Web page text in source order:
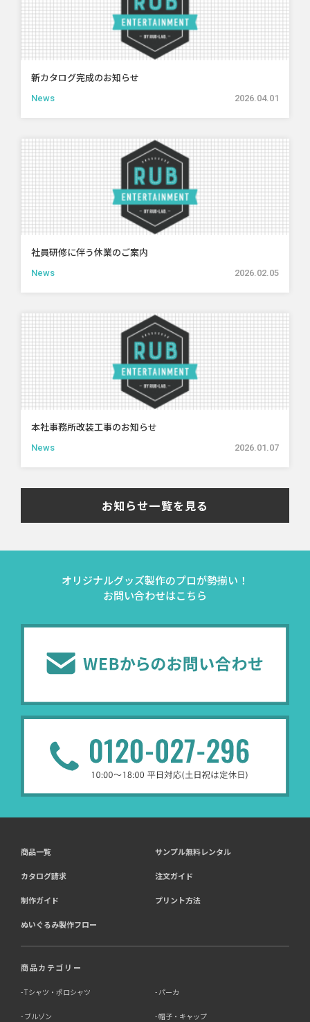
新カタログ完成のお知らせ
News 2026.04.01
社員研修に伴う休業のご案内
News 2026.02.05
本社事務所改装工事のお知らせ
News 2026.01.07
お知らせ一覧を見る
オリジナルグッズ製作のプロが勢揃い！
お問い合わせはこちら
商品一覧 サンプル無料レンタル
カタログ請求 注文ガイド
制作ガイド プリント方法
ぬいぐるみ製作フロー
商品カテゴリー
Tシャツ・ポロシャツ パーカ
ブルゾン 帽子・キャップ